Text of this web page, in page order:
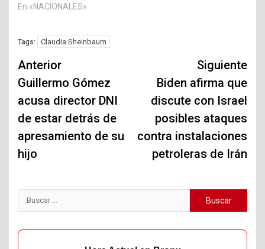
En «NACIONALES»
Tags: Claudia Sheinbaum
Navegación
de
entradas
Anterior
Guillermo Gómez
acusa director DNI
de estar detrás de
apresamiento de su
hijo
Siguiente
Biden afirma que
discute con Israel
posibles ataques
contra instalaciones
petroleras de Irán
Buscar: